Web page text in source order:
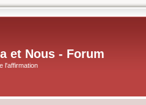
et Nous - Forum
l'affirmation